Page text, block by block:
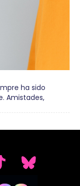
ha sido
Amistades,